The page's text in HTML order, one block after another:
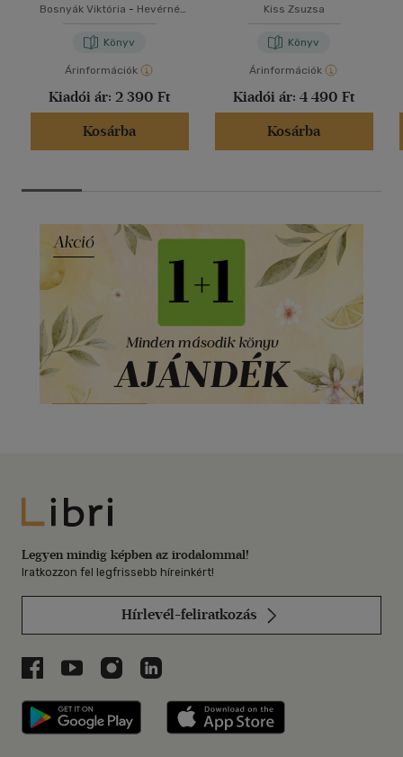
regényéhez
Bosnyák Viktória - Hevérné
Könyv
Árinformációk
Kiadói ár: 2 390 Ft
Kosárba
Kiss Zsuzsa
Könyv
Árinformációk
Kiadói ár: 4 490 Ft
Kosárba
Libri
Legyen mindig képben az irodalommal!
Iratkozzon fel legfrissebb híreinkért!
Hírlevél-feliratkozás
Libri a Facebookon
Libri a Youtube-on
Libri az Instagramon
Libri a LinkedInen
Libri applikáció Szerezd meg: Google